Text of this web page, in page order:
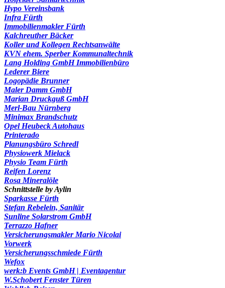
Hypo Vereinsbank
Infra Fürth
Immobilienmakler Fürth
Kalchreuther Bäcker
Koller und Kollegen Rechtsanwälte
KVN ehem. Sperber Kommunaltechnik
Lang Holding GmbH Immobilienbüro
Lederer Biere
Logopädie Brunner
Maler Damm GmbH
Marian Druckguß GmbH
Merl-Bau Nürnberg
Minimax Brandschutz
Opel Heubeck Autohaus
Printerado
Planungsbüro Schredl
Physiowerk Mielack
Physio Team Fürth
Reifen Lorenz
Rosa Mineralöle
Schnittstelle by Aylin
Sparkasse Fürth
Stefan Rebelein, Sanitär
Sunline Solarstrom GmbH
Terrazzo Hafner
Versicherungsmakler Mario Nicolai
Vorwerk
Versicherungsschmiede Fürth
Wefox
werk:b Events GmbH | Eventagentur
W.Schobert Fenster Türen